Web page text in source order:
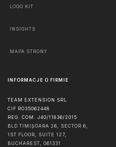
LOGO KIT
INSIGHTS
MAPA STRONY
INFORMACJE O FIRMIE
TEAM EXTENSION SRL
CIF RO35062448
REG. COM. J40/11836/2015
BLD TIMIȘOARA 26, SECTOR 6,
1ST FLOOR, SUITE 127,
BUCHAREST, 061331